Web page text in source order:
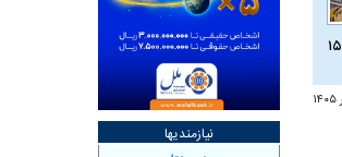
قیمت دلار، طلا و سکه امروز ۱۵
نیازمندیها